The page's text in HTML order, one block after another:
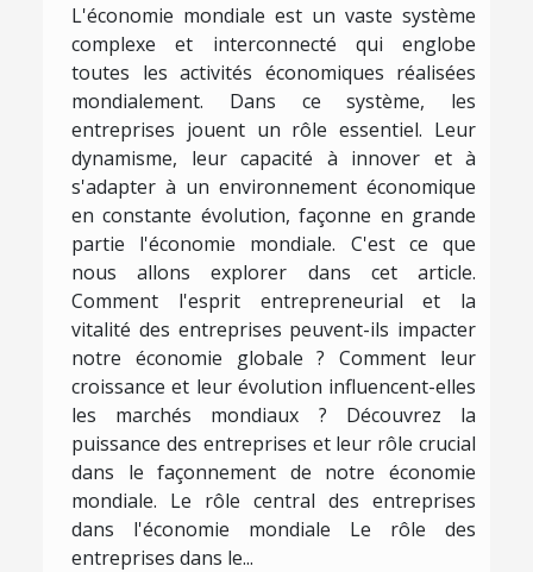
L'économie mondiale est un vaste système
complexe et interconnecté qui englobe
toutes les activités économiques réalisées
mondialement. Dans ce système, les
entreprises jouent un rôle essentiel. Leur
dynamisme, leur capacité à innover et à
s'adapter à un environnement économique
en constante évolution, façonne en grande
partie l'économie mondiale. C'est ce que
nous allons explorer dans cet article.
Comment l'esprit entrepreneurial et la
vitalité des entreprises peuvent-ils impacter
notre économie globale ? Comment leur
croissance et leur évolution influencent-elles
les marchés mondiaux ? Découvrez la
puissance des entreprises et leur rôle crucial
dans le façonnement de notre économie
mondiale. Le rôle central des entreprises
dans l'économie mondiale Le rôle des
entreprises dans le...